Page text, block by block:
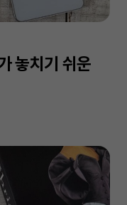
놓치기 쉬운